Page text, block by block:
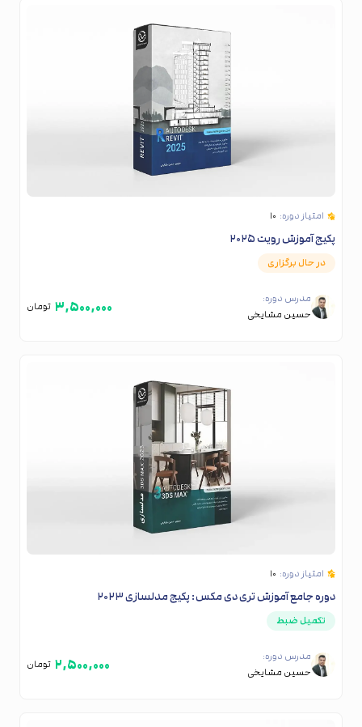
امتیاز دوره: ۱۰
پکیج آموزش رویت ۲۰۲۵
در حال برگزاری
مدرس دوره:
حسین مشایخی
۳,۵۰۰,۰۰۰ تومان
امتیاز دوره: ۱۰
دوره جامع آموزش تری‌ دی مکس: پکیج مدلسازی ۲۰۲۳
تکمیل ضبط
مدرس دوره:
حسین مشایخی
۲,۵۰۰,۰۰۰ تومان